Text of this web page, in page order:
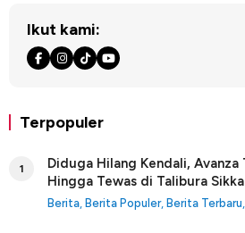
Ikut kami:
Terpopuler
1
Diduga Hilang Kendali, Avanza
Hingga Tewas di Talibura Sikka
Berita, Berita Populer, Berita Terbaru,